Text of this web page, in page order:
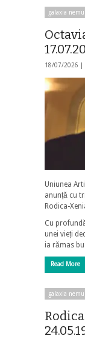
galaxia
18/07/2026 |
Uniunea
anunță cu
Rodica-
Cu
unei vieți
ia rămas
Read More
galaxia